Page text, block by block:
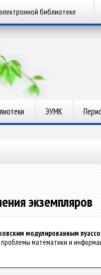
библиотеке
ЭУМК
экземпляров
модулированным
математики и